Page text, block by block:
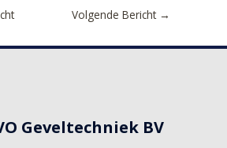
Volgende Bericht →
Geveltechniek BV